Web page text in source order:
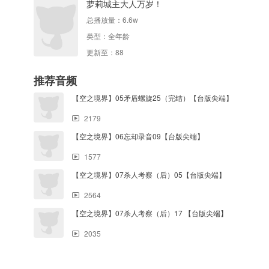
萝莉城主大人万岁！
总播放量： 6.6w
类型： 全年龄
更新至：88
推荐音频
【空之境界】05矛盾螺旋25（完结）【台版尖端】
2179
【空之境界】06忘却录音09【台版尖端】
1577
【空之境界】07杀人考察（后）05【台版尖端】
2564
【空之境界】07杀人考察（后）17 【台版尖端】
2035